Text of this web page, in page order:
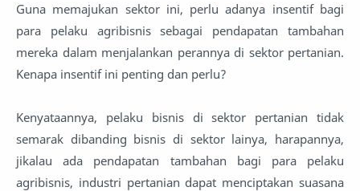
Guna memajukan sektor ini, perlu adanya insentif bagi
para pelaku agribisnis sebagai pendapatan tambahan
mereka dalam menjalankan perannya di sektor pertanian.
Kenapa insentif ini penting dan perlu?
Kenyataannya, pelaku bisnis di sektor pertanian tidak
semarak dibanding bisnis di sektor lainya, harapannya,
jikalau ada pendapatan tambahan bagi para pelaku
agribisnis, industri pertanian dapat menciptakan suasana